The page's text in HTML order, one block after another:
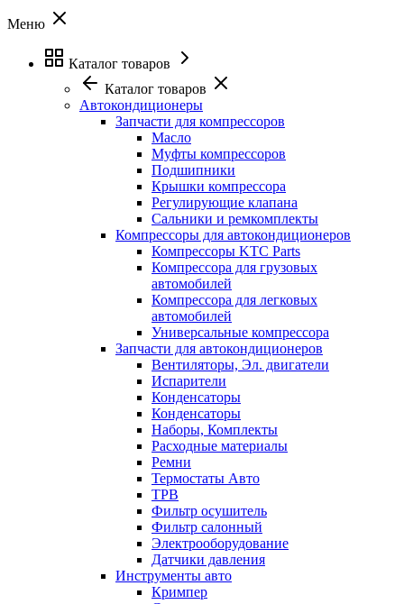
Меню
Каталог товаров
Каталог товаров
Автокондиционеры
Запчасти для компрессоров
Масло
Муфты компрессоров
Подшипники
Крышки компрессора
Регулирующие клапана
Сальники и ремкомплекты
Компрессоры для автокондиционеров
Компрессоры KTC Parts
Компрессора для грузовых
автомобилей
Компрессора для легковых
автомобилей
Универсальные компрессора
Запчасти для автокондиционеров
Вентиляторы, Эл. двигатели
Испарители
Конденсаторы
Конденсаторы
Наборы, Комплекты
Расходные материалы
Ремни
Термостаты Авто
ТРВ
Фильтр осушитель
Фильтр салонный
Электрооборудование
Датчики давления
Инструменты авто
Кримпер